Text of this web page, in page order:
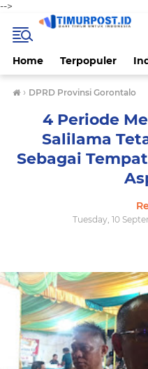
-->
Home Terpopuler
› DPRD Provinsi Gorontalo
4 Periode
Salilama
Sebagai
Tuesday, 10